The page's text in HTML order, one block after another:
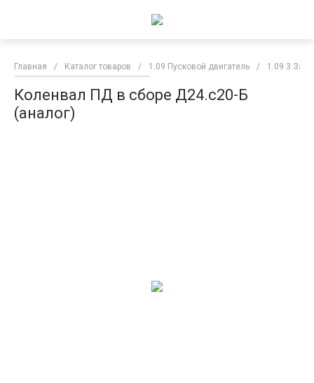
Главная / Каталог товаров / 1.09 Пусковой двигатель / 1.09.3
Коленвал ПД в сборе Д24.с20-Б
(аналог)